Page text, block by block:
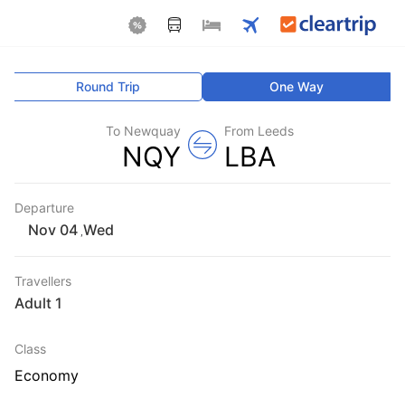
One Way
Round Trip
From Leeds
LBA
To Newquay
NQY
Departure
Wed
Travellers
1 Adult
Class
Economy